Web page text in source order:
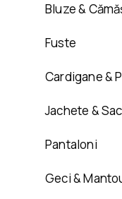
Bluze &
Fuste
Cardigane &
Jachete &
Pantaloni
Geci &